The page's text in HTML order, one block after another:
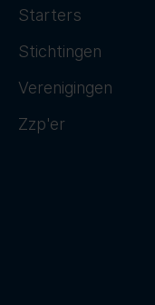
Starters
Stichtingen
Verenigingen
Zzp'er